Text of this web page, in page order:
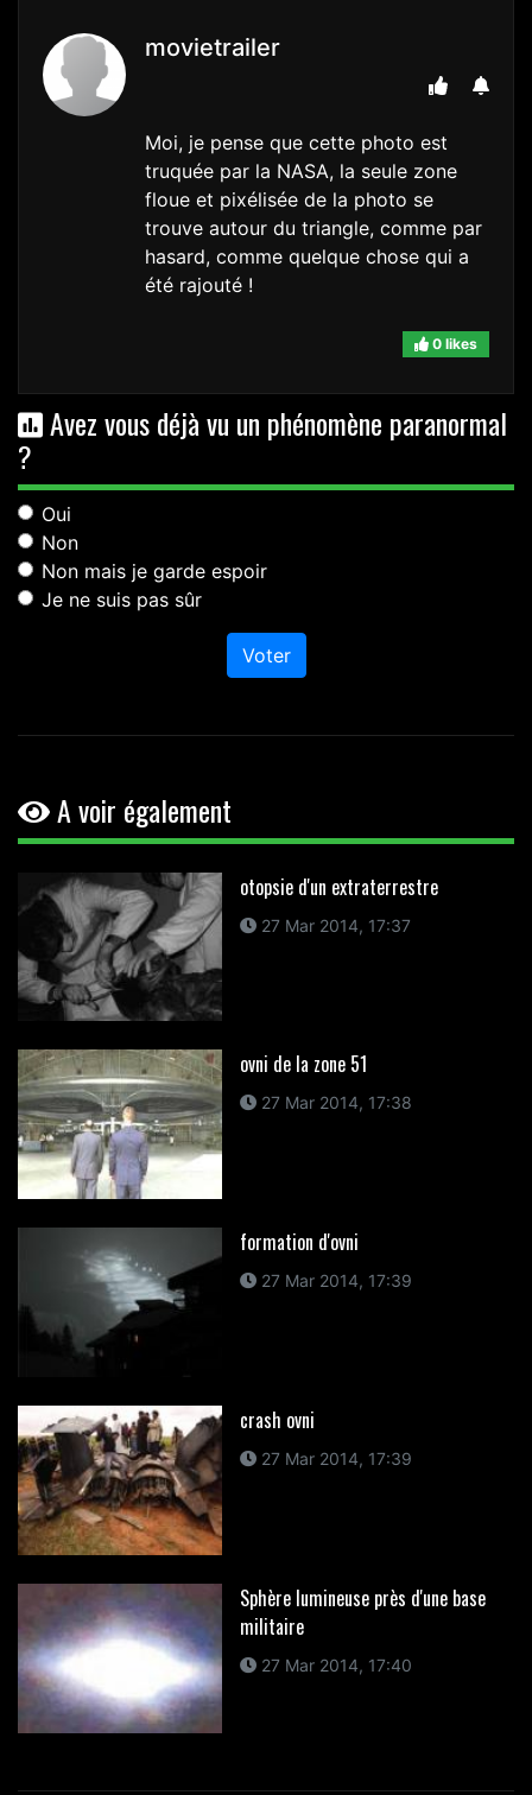
movietrailer
Moi, je pense que cette photo est
truquée par la NASA, la seule zone
floue et pixélisée de la photo se
trouve autour du triangle, comme par
hasard, comme quelque chose qui a
été rajouté !
0 likes
Avez vous déjà vu un phénomène paranormal
?
Oui
Non
Non mais je garde espoir
Je ne suis pas sûr
Voter
A voir également
otopsie d'un extraterrestre
27 Mar 2014, 17:37
ovni de la zone 51
27 Mar 2014, 17:38
formation d'ovni
27 Mar 2014, 17:39
crash ovni
27 Mar 2014, 17:39
Sphère lumineuse près d'une base
militaire
27 Mar 2014, 17:40